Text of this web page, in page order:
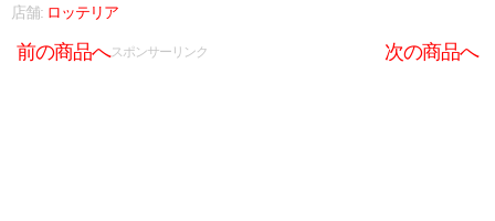
店舗: ロッテリア
前の商品へ 次の商品へ
スポンサーリンク